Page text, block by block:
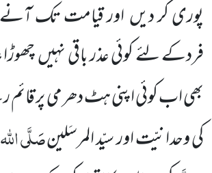
پوری کر دیںاور قیامت تک
فردکے لئے کوئی عذر باقی نہیں
بھی اب کوئی اپنی ہٹ دھرمی پر
کی وحدانیّت اور سیّد المرسَلینصَلَّی